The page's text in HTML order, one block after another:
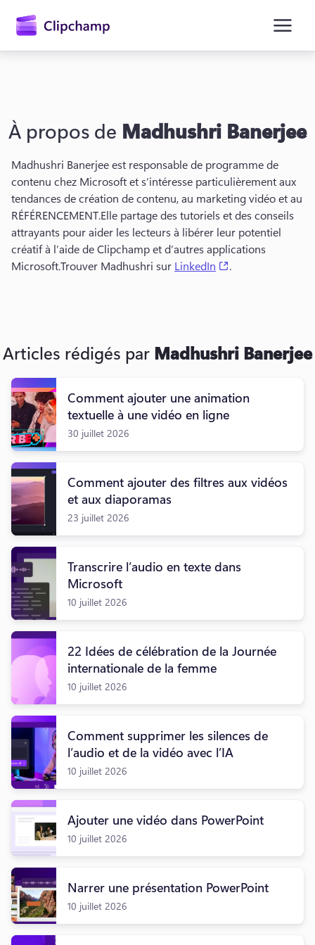
principal
Se connecter
Essayez gratuitement
À propos de Madhushri Banerjee
Madhushri Banerjee est responsable de programme de
contenu chez Microsoft et s’intéresse particulièrement aux
tendances de création de contenu, au marketing vidéo et au
RÉFÉRENCEMENT.Elle partage des tutoriels et des conseils
attrayants pour aider les lecteurs à libérer leur potentiel
créatif à l’aide de Clipchamp et d’autres applications
Microsoft.Trouver Madhushri sur LinkedIn .
Articles rédigés par Madhushri Banerjee
Comment ajouter une animation
textuelle à une vidéo en ligne
30 juillet 2026
Comment ajouter des filtres aux vidéos
et aux diaporamas
23 juillet 2026
Transcrire l’audio en texte dans
Microsoft
10 juillet 2026
22 Idées de célébration de la Journée
internationale de la femme
10 juillet 2026
Comment supprimer les silences de
l’audio et de la vidéo avec l’IA
10 juillet 2026
Ajouter une vidéo dans PowerPoint
10 juillet 2026
Narrer une présentation PowerPoint
10 juillet 2026